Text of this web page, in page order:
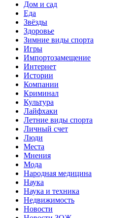
Дом и сад
Еда
Звёзды
Здоровье
Зимние виды спорта
Игры
Импортозамещение
Интернет
Истории
Компании
Криминал
Культура
Лайфхаки
Летние виды спорта
Личный счет
Люди
Места
Мнения
Мода
Народная медицина
Наука
Наука и техника
Недвижимость
Новости